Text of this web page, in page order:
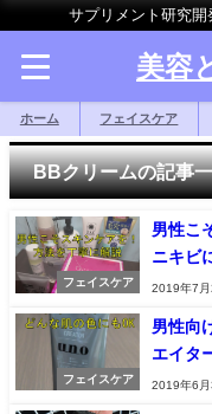
サプリメント研究開
美容
ホーム フェイスケア
BBクリームの記事
フェイスケア
男性こ
ニキビ
2019年7月
フェイスケア
男性向
エイタ
2019年6月